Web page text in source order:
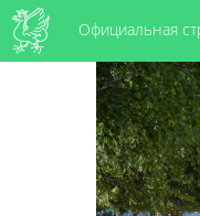
Официальная